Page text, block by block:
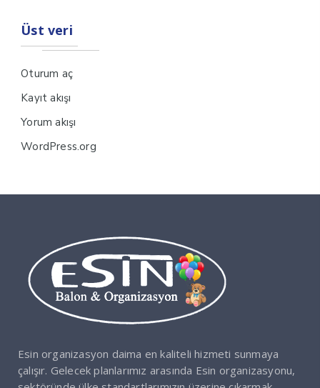
Üst veri
Oturum aç
Kayıt akışı
Yorum akışı
WordPress.org
Esin organizasyon daima en kaliteli hizmeti sunmaya
çalışır. Gelecek planlarımız arasında Esin organizasyonu,